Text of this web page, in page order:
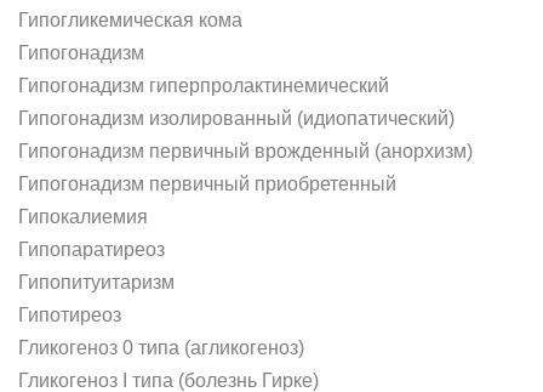
Гипогликемическая кома
Гипогонадизм
Гипогонадизм гиперпролактинемический
Гипогонадизм изолированный (идиопатический)
Гипогонадизм первичный врожденный (анорхизм)
Гипогонадизм первичный приобретенный
Гипокалиемия
Гипопаратиреоз
Гипопитуитаризм
Гипотиреоз
Гликогеноз 0 типа (агликогеноз)
Гликогеноз I типа (болезнь Гирке)